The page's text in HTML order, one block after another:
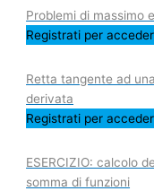
Problemi di massimo
Registrati per
Retta tangente ad
derivata
Registrati per
ESERCIZIO: calcolo
somma di funzioni